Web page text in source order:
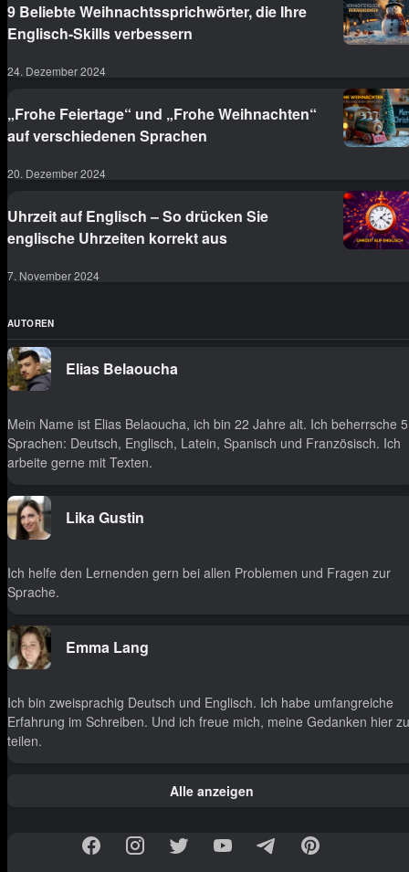
9 Beliebte Weihnachtssprichwörter, die Ihre
Englisch-Skills verbessern
24. Dezember 2024
„Frohe Feiertage“ und „Frohe Weihnachten“
auf verschiedenen Sprachen
20. Dezember 2024
Uhrzeit auf Englisch – So drücken Sie
englische Uhrzeiten korrekt aus
7. November 2024
AUTOREN
Elias Belaoucha
Mein Name ist Elias Belaoucha, ich bin 22 Jahre alt. Ich beherrsche 5
Sprachen: Deutsch, Englisch, Latein, Spanisch und Französisch. Ich
arbeite gerne mit Texten.
Lika Gustin
Ich helfe den Lernenden gern bei allen Problemen und Fragen zur
Sprache.
Emma Lang
Ich bin zweisprachig Deutsch und Englisch. Ich habe umfangreiche
Erfahrung im Schreiben. Und ich freue mich, meine Gedanken hier zu
teilen.
Alle anzeigen